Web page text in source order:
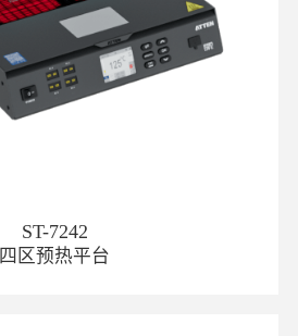
ST-7242
四区预热平台